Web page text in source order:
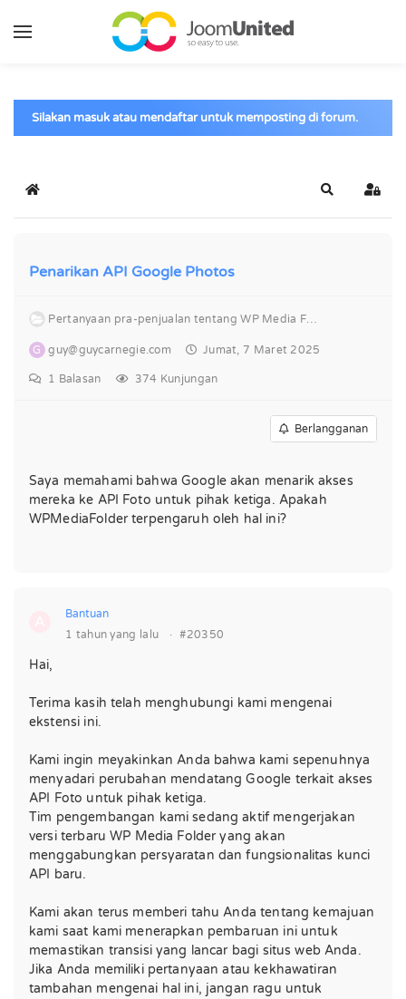
Lewati ke konten utama
Silakan masuk atau mendaftar untuk memposting di forum.
Berenda Cari
Penarikan API Google Photos
Pertanyaan pra-penjualan tentang WP Media Folder
G guy@guycarnegie.com Jumat, 7 Maret 2025
1 Balasan 374 Kunjungan
Berlangganan
Saya memahami bahwa Google akan menarik akses
mereka ke API Foto untuk pihak ketiga. Apakah
WPMediaFolder terpengaruh oleh hal ini?
Bantuan
1 tahun yang lalu
· #20350
Hai,
Terima kasih telah menghubungi kami mengenai
ekstensi ini.
Kami ingin meyakinkan Anda bahwa kami sepenuhnya
menyadari perubahan mendatang Google terkait akses
API Foto untuk pihak ketiga.
Tim pengembangan kami sedang aktif mengerjakan
versi terbaru WP Media Folder yang akan
menggabungkan persyaratan dan fungsionalitas kunci
API baru.
Kami akan terus memberi tahu Anda tentang kemajuan
kami saat kami menerapkan pembaruan ini untuk
memastikan transisi yang lancar bagi situs web Anda.
Jika Anda memiliki pertanyaan atau kekhawatiran
tambahan mengenai hal ini, jangan ragu untuk